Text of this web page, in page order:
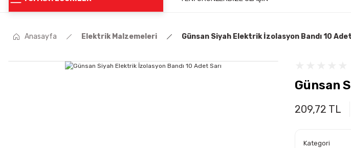
Anasayfa Elektrik Malzemeleri Günsan Siyah Elektrik İzolasyon Bandı 10
Günsan
209,72 TL
Kategori